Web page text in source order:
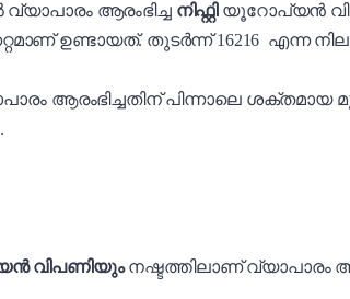
ആരംഭിച്ചനിഫ്റ്റി യൂറോപ്യൻ
ഉണ്ടായത്. തുടർന്ന് 16216 എന്ന
ആരംഭിച്ചതിന് പിന്നാലെ ശക്തമായ
വിപണിയുംനഷ്ടത്തിലാണ് വ്യാപാരം